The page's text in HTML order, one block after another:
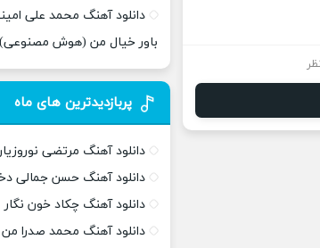
دانلود آهنگ محمد علی
باور خیال من (هوش مصنوعی)
پربازدیدترین های ماه
دانلود آهنگ مرتضی
دانلود آهنگ حسن جمالی
دانلود آهنگ چکاد خون نگار
دانلود آهنگ محمد صدرا